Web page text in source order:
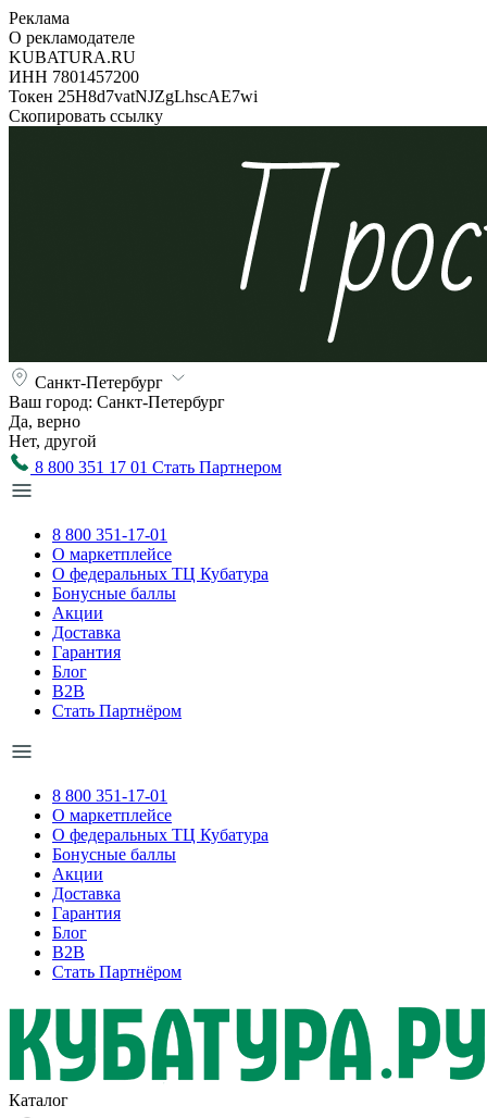
Реклама
О рекламодателе
KUBATURA.RU
ИНН 7801457200
Токен 25H8d7vatNJZgLhscAE7wi
Скопировать ссылку
Санкт-Петербург
Ваш город: Санкт-Петербург
Да, верно
Нет, другой
8 800 351 17 01 Стать Партнером
8 800 351-17-01
О маркетплейсе
О федеральных ТЦ Кубатура
Бонусные баллы
Акции
Доставка
Гарантия
Блог
B2B
Стать Партнёром
8 800 351-17-01
О маркетплейсе
О федеральных ТЦ Кубатура
Бонусные баллы
Акции
Доставка
Гарантия
Блог
B2B
Стать Партнёром
Каталог